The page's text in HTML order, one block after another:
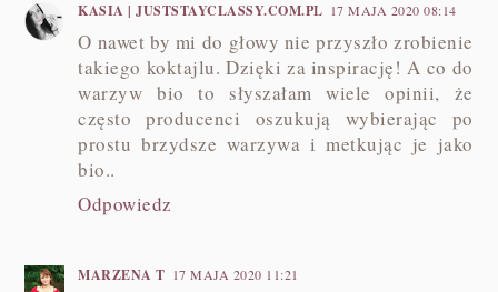
KASIA | JUSTSTAYCLASSY.COM.PL 17 MAJA 2020 08:14
O nawet by mi do głowy nie przyszło zrobienie
takiego koktajlu. Dzięki za inspirację! A co do
warzyw bio to słyszałam wiele opinii, że
często producenci oszukują wybierając po
prostu brzydsze warzywa i metkując je jako
bio..
Odpowiedz
MARZENA T 17 MAJA 2020 11:21